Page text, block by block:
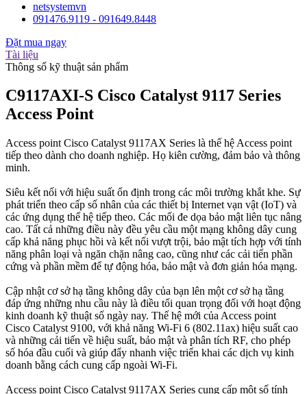
netsystemvn
091476.9119 - 091649.8448
Đặt mua ngay
Tài liệu
Thông số kỹ thuật sản phẩm
C9117AXI-S Cisco Catalyst 9117 Series
Access Point
Access point Cisco Catalyst 9117AX Series là thế hệ Access point
tiếp theo dành cho doanh nghiệp. Họ kiên cường, đảm bảo và thông
minh.
Siêu kết nối với hiệu suất ổn định trong các môi trường khắt khe. Sự
phát triển theo cấp số nhân của các thiết bị Internet vạn vật (IoT) và
các ứng dụng thế hệ tiếp theo. Các mối đe dọa bảo mật liên tục nâng
cao. Tất cả những điều này đều yêu cầu một mạng không dây cung
cấp khả năng phục hồi và kết nối vượt trội, bảo mật tích hợp với tính
năng phân loại và ngăn chặn nâng cao, cũng như các cải tiến phần
cứng và phần mềm để tự động hóa, bảo mật và đơn giản hóa mạng.
Cập nhật cơ sở hạ tầng không dây của bạn lên một cơ sở hạ tầng
đáp ứng những nhu cầu này là điều tối quan trọng đối với hoạt động
kinh doanh kỹ thuật số ngày nay. Thế hệ mới của Access point
Cisco Catalyst 9100, với khả năng Wi-Fi 6 (802.11ax) hiệu suất cao
và những cải tiến về hiệu suất, bảo mật và phân tích RF, cho phép
số hóa đầu cuối và giúp đẩy nhanh việc triển khai các dịch vụ kinh
doanh bằng cách cung cấp ngoài Wi-Fi.
Access point Cisco Catalyst 9117AX Series cung cấp một số tính